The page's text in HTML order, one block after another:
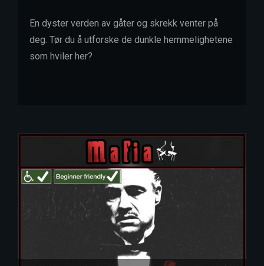
En dyster verden av gåter og skrekk venter på
deg. Tør du å utforske de dunkle hemmelighetene
som hviler her?